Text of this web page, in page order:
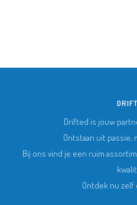
Drifted is jouw
Ontstaan uit passie,
Bij ons vind je een ruim
Ontdek nu zelf